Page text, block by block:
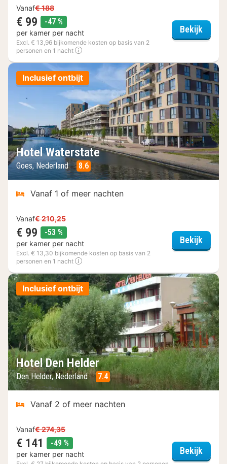
Vanaf€ 188
€ 99 -47 %
per kamer per nacht
Excl. € 13,96 bijkomende kosten op basis van 2
personen en 1 nacht
Bekijk
Inclusief ontbijt
Hotel Waterstate
Goes, Nederland 8.6
Vanaf 1 of meer nachten
Vanaf€ 210,25
€ 99 -53 %
per kamer per nacht
Excl. € 13,30 bijkomende kosten op basis van 2
personen en 1 nacht
Bekijk
Inclusief ontbijt
Hotel Den Helder
Den Helder, Nederland 7.4
Vanaf 2 of meer nachten
Vanaf€ 274,35
€ 141 -49 %
per kamer per nacht Bekijk